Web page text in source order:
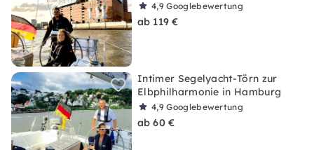
4,9Googlebewertung
ab 119 €
Intimer Segelyacht-Törn zur
Elbphilharmonie in Hamburg
4,9Googlebewertung
ab 60 €